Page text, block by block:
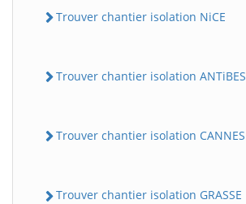
Trouver chantier isolation NiCE
Trouver chantier isolation ANTiBES
Trouver chantier isolation CANNES
Trouver chantier isolation GRASSE